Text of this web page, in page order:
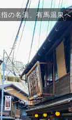
の名湯、有馬温泉へ